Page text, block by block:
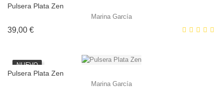
Pulsera Plata Zen
Marina García
39,00 €Precio
NUEVO
Pulsera Plata Zen
Marina García